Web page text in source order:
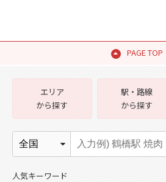
PAGE TOP
エリア
から探す
駅・路線
から探す
人気キーワード